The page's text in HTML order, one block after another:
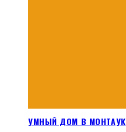
УМНЫЙ ДОМ В МОНТАУК